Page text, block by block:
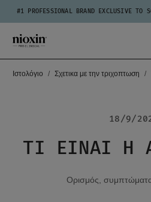
#1 PROFESSIONAL BRAND EXCLUSIVE TO
Ιστολόγιο Σχετικα με την τριχοπτωση
18/9/
ΤΙ ΕΊΝΑΙ Η
Ορισμός, συμπτώματα